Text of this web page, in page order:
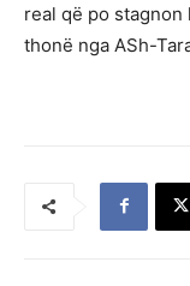
real që po
thonë nga ASh-